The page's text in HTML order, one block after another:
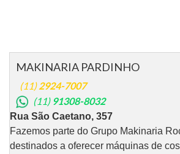
MAKINARIA PARDINHO
(11) 2924-7007
(11) 91308-8032
Rua São Caetano, 357
Fazemos parte do Grupo Makinaria
destinados a oferecer máquinas de